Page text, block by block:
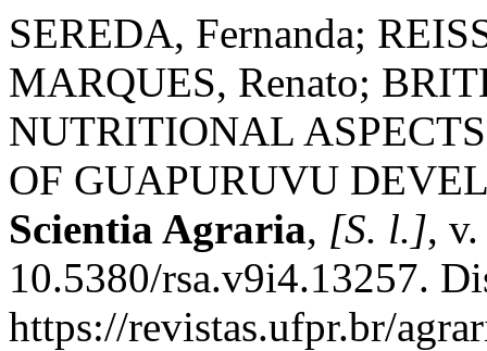
SEREDA, Fernanda;
MARQUES, Renato;
NUTRITIONAL
OF GUAPURUVU
Scientia Agraria, [S. l.],
10.5380/rsa.v9i4.13257.
https://revistas.ufpr.br/